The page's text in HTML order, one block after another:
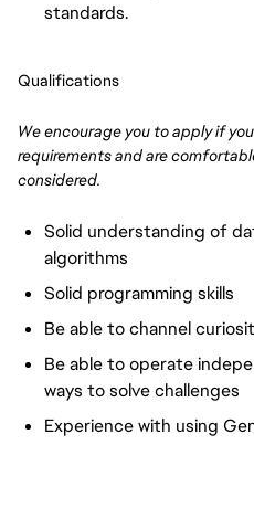
standards.
Qualifications
We encourage you to apply if
requirements and are
considered.
Solid understanding of
algorithms
Solid programming skills
Be able to channel
Be able to operate
ways to solve challenges
Experience with using